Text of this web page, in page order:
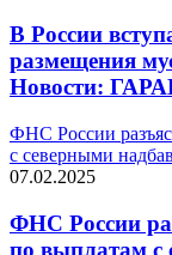
В России
размещения
Новости:
ФНС России
с северными
07.02.2025
ФНС России
по выплатам с